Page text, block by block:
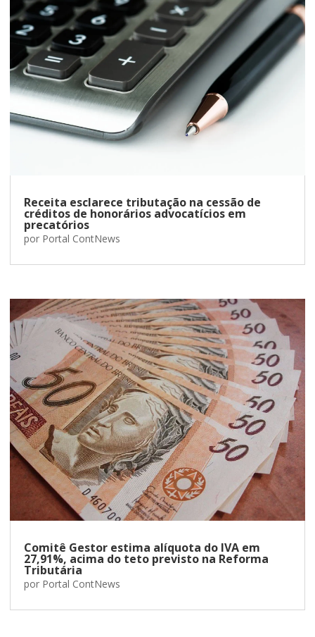
Receita esclarece tributação na cessão de
créditos de honorários advocatícios em
precatórios
por Portal ContNews
Comitê Gestor estima alíquota do IVA em
27,91%, acima do teto previsto na Reforma
Tributária
por Portal ContNews